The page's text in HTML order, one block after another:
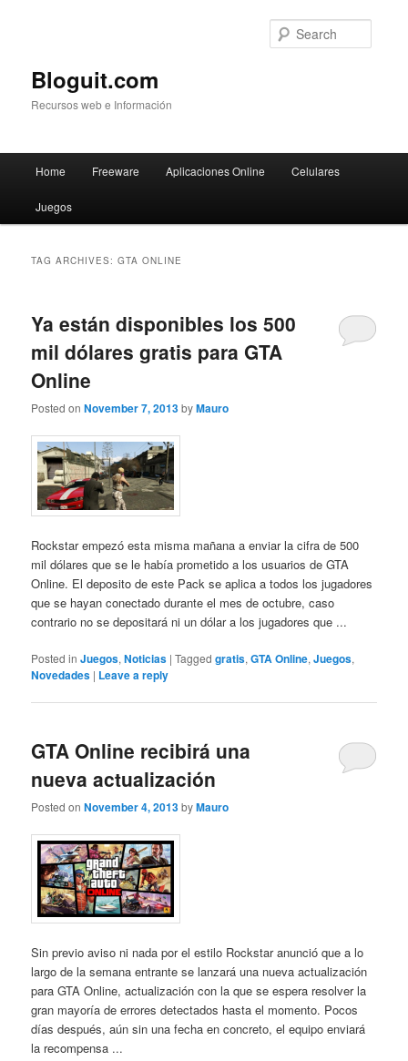
Bloguit.com
Recursos web e Información
Skip
to
Skip
to
Home Freeware Aplicaciones Online Celulares
Juegos
TAG ARCHIVES:GTA ONLINE
Ya están disponibles los 500
mil dólares gratis para GTA
Online
Posted onNovember 7, 2013byMauro
Rockstar empezó esta misma mañana a enviar la cifra de 500
mil dólares que se le había prometido a los usuarios de GTA
Online. El deposito de este Pack se aplica a todos los jugadores
que se hayan conectado durante el mes de octubre, caso
contrario no se depositará ni un dólar a los jugadores que ...
Posted in Juegos,Noticias |Tagged gratis,GTA Online,Juegos,
Novedades | Leave a reply
GTA Online recibirá una
nueva actualización
Posted onNovember 4, 2013byMauro
Sin previo aviso ni nada por el estilo Rockstar anunció que a lo
largo de la semana entrante se lanzará una nueva actualización
para GTA Online, actualización con la que se espera resolver la
gran mayoría de errores detectados hasta el momento. Pocos
días después, aún sin una fecha en concreto, el equipo enviará
la recompensa ...